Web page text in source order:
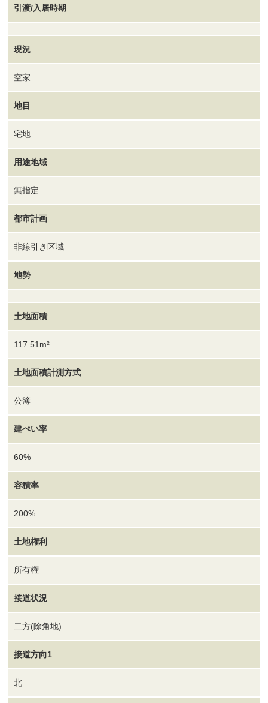
引渡/入居時期
現況
空家
地目
宅地
用途地域
無指定
都市計画
非線引き区域
地勢
土地面積
117.51m²
土地面積計測方式
公簿
建ぺい率
60%
容積率
200%
土地権利
所有権
接道状況
二方(除角地)
接道方向1
北